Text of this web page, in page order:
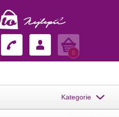
Košík
0
Kategorie